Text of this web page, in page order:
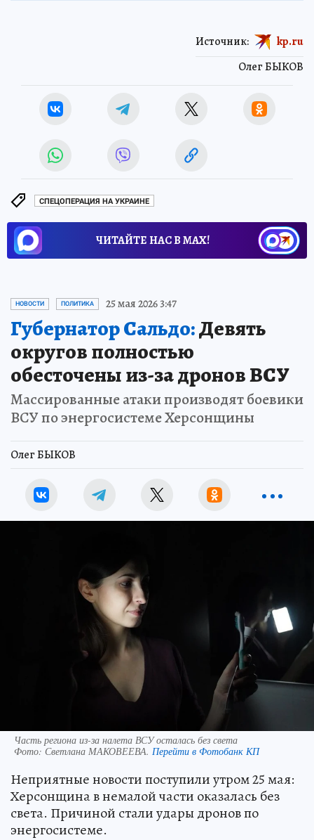
Олег БЫКОВ
Источник: kp.ru
СПЕЦОПЕРАЦИЯ НА УКРАИНЕ
ЧИТАЙТЕ НАС В МАХ!
НОВОСТИ ПОЛИТИКА 25 мая 2026 3:47
Губернатор Сальдо:Девять
округов полностью
обесточены из-за дронов ВСУ
Массированные атаки производят боевики
ВСУ по энергосистеме Херсонщины
Олег БЫКОВ
Часть региона из-за налета ВСУ осталась без света
Фото: Светлана МАКОВЕЕВА. Перейти в Фотобанк КП
Неприятные новости поступили утром 25 мая:
Херсонщина в немалой части оказалась без
света. Причиной стали удары дронов по
энергосистеме.